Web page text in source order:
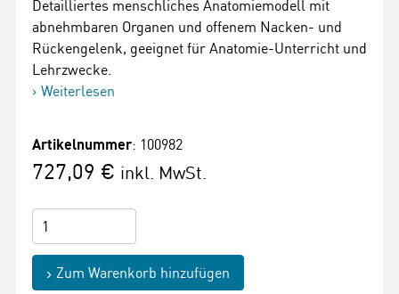
Detailliertes menschliches Anatomiemodell mit
abnehmbaren Organen und offenem Nacken- und
Rückengelenk, geeignet für Anatomie-Unterricht und
Lehrzwecke.
Weiterlesen
Artikelnummer: 100982
727,09 € inkl. MwSt.
Zum Warenkorb hinzufügen